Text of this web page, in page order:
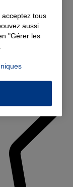
tous
aussi
"Gérer les